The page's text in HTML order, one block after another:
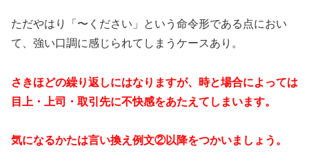
ただやはり「〜ください」という命令形である点におい
て、強い口調に感じられてしまうケースあり。
さきほどの繰り返しにはなりますが、時と場合によっては
目上・上司・取引先に不快感をあたえてしまいます。
気になるかたは言い換え例文②以降をつかいましょう。